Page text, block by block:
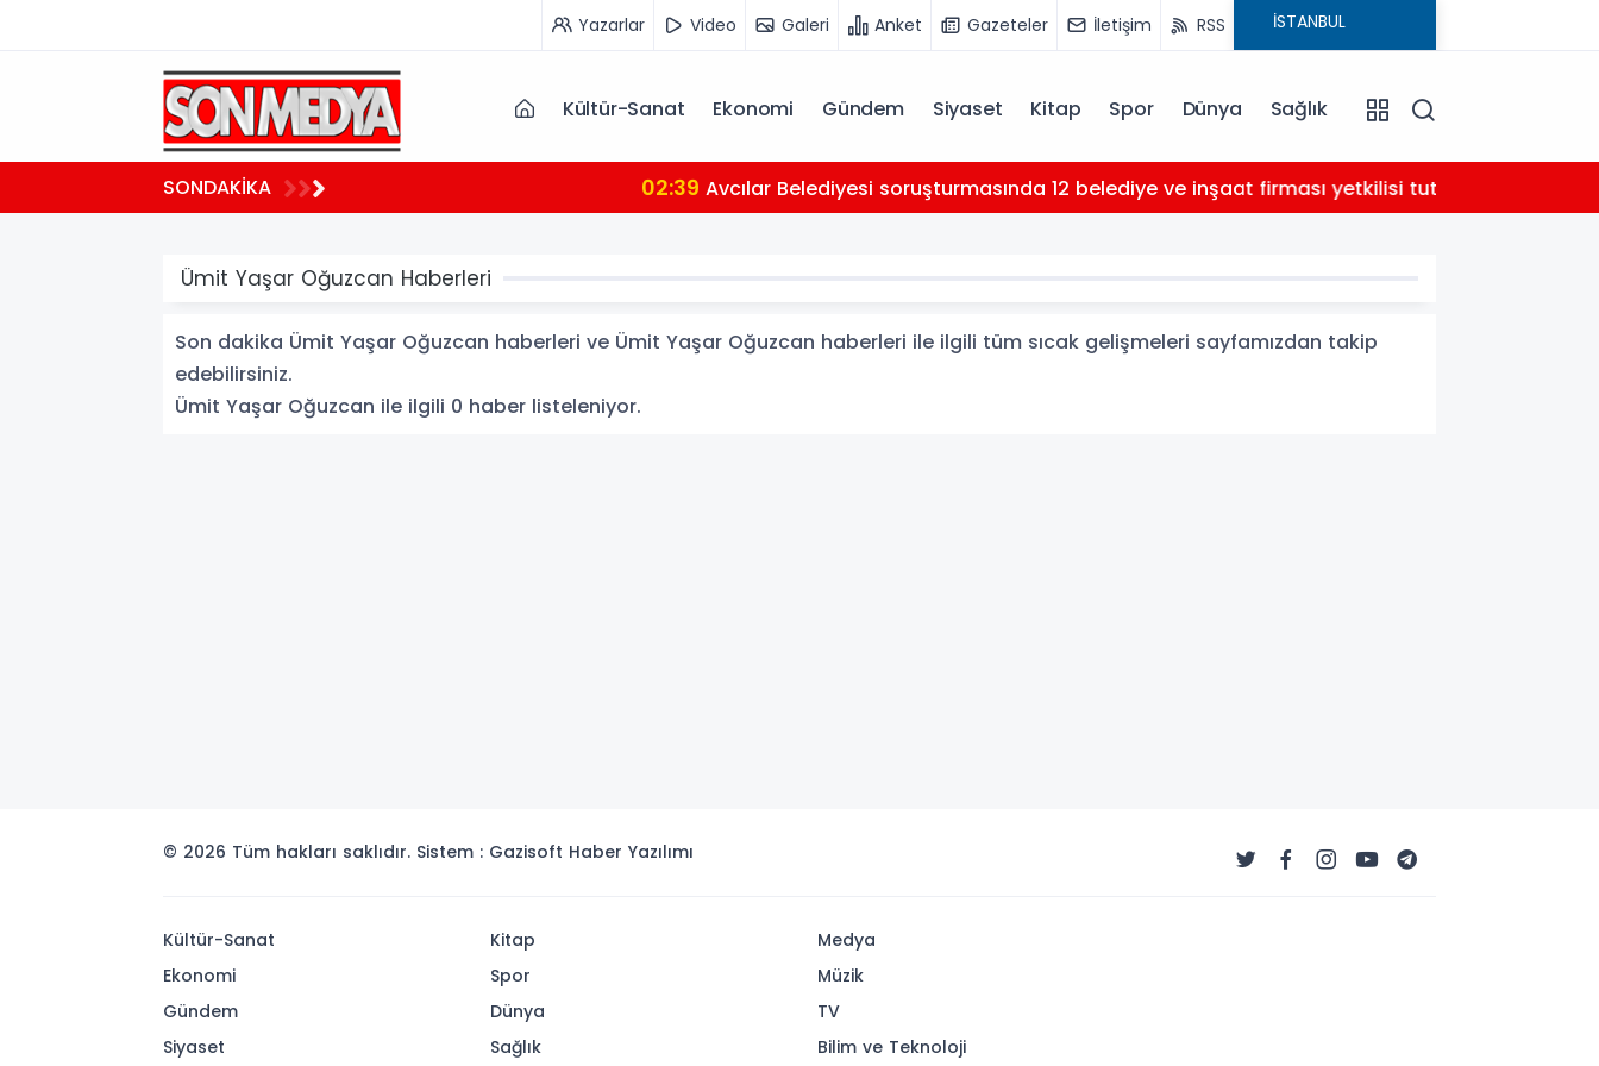
Yazarlar Video Galeri Anket Gazeteler İletişim RSS
Kültür-Sanat Ekonomi Gündem Siyaset Kitap Spor Dünya Sağlık
SONDAKİKA Avcılar Belediyesi soruşturmasında 12 belediye ve inşaat firması yetkilisi tutuklandı
Ümit Yaşar Oğuzcan Haberleri
Son dakika Ümit Yaşar Oğuzcan haberleri ve Ümit Yaşar Oğuzcan haberleri ile ilgili tüm sıcak gelişmeleri sayfamızdan takip
edebilirsiniz.
Ümit Yaşar Oğuzcan ile ilgili 0 haber listeleniyor.
© 2026 Tüm hakları saklıdır. Sistem : Gazisoft Haber Yazılımı
Kültür-Sanat
Ekonomi
Gündem
Siyaset
Kitap
Spor
Dünya
Sağlık
Medya
Müzik
TV
Bilim ve Teknoloji